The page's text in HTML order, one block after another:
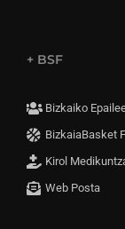
+ BSF
Bizkaiko
BizkaiaBasket
Kirol
Web Posta